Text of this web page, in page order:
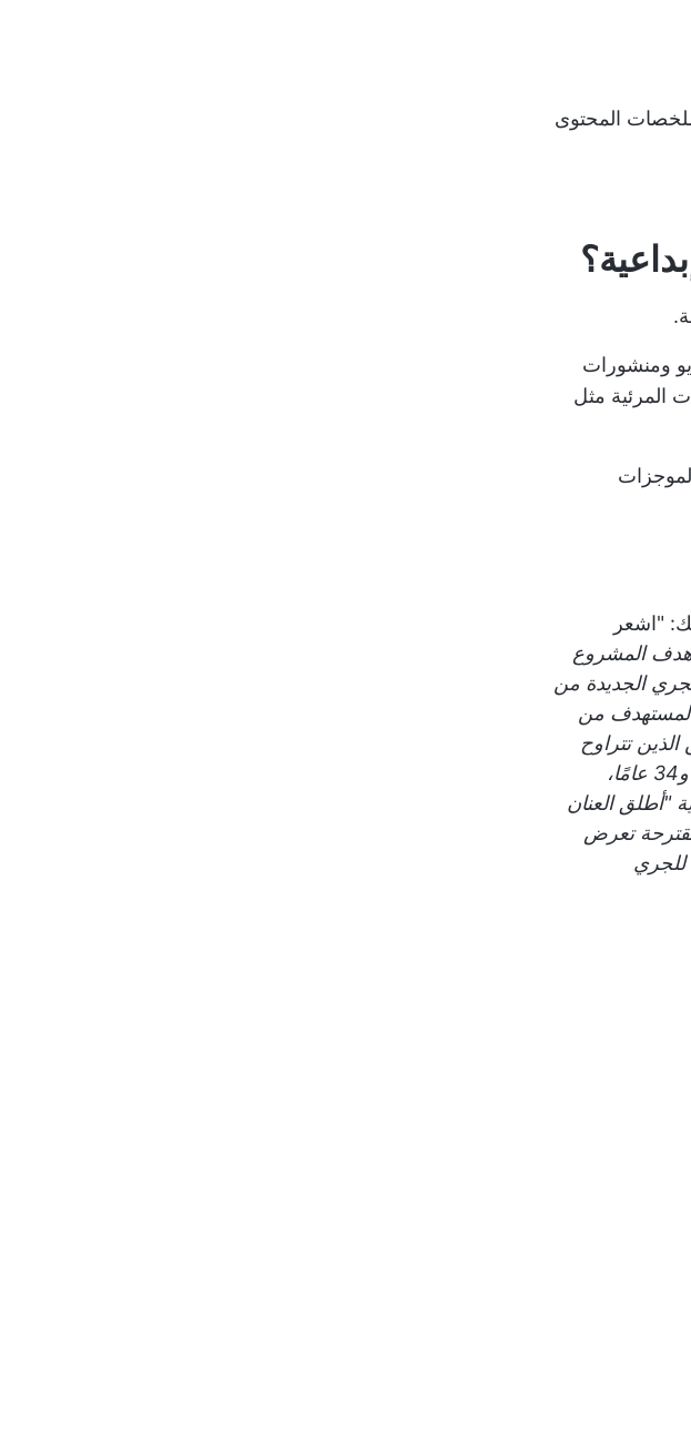
المحتوى
ومنشورات
المرئية مثل
"اشعر
المشروع
الجديدة من
المستهدف من
تتراوح
أعمارهم بين 18 و34 عامًا،
"أطلق العنان
تعرض
للجري